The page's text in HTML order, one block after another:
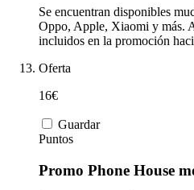
Se encuentran disponibles
Oppo, Apple, Xiaomi y más.
incluidos en la promoción
Oferta
16€
Guardar
Puntos
Promo Phone House